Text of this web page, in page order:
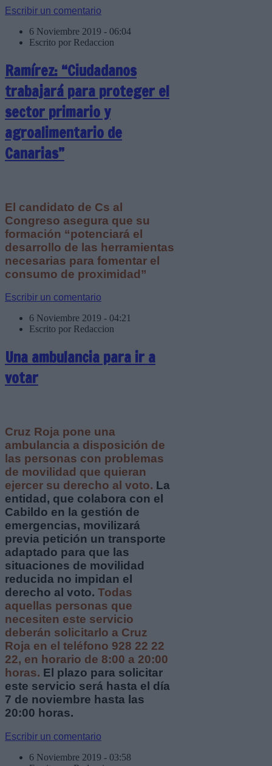
Escribir un comentario
6 Noviembre 2019 - 06:04
Escrito por Redaccion
Ramírez: “Ciudadanos
trabajará para proteger el
sector primario y
agroalimentario de
Canarias”
El candidato de Cs al
Congreso asegura que su
formación “potenciará el
desarrollo de las herramientas
necesarias para fomentar el
consumo de proximidad”
Escribir un comentario
6 Noviembre 2019 - 04:21
Escrito por Redaccion
Una ambulancia para ir a
votar
Cruz Roja pone una
ambulancia a disposición de
las personas con problemas
de movilidad que quieran
ejercer su derecho al voto. La
entidad, que colabora con el
Cabildo en la gestión de
emergencias, movilizará
previa petición un transporte
adaptado para que las
situaciones de movilidad
reducida no impidan el
derecho al voto. Todas
aquellas personas que
necesiten este servicio
deberán solicitarlo a Cruz
Roja en el teléfono 928 22 22
22, en horario de 8:00 a 20:00
horas. El plazo para solicitar
este servicio será hasta el día
7 de noviembre hasta las
20:00 horas.
Escribir un comentario
6 Noviembre 2019 - 03:58